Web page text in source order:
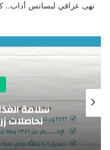
نهى عراقي ليسانس أداب..
“المشاط”
للتنمية